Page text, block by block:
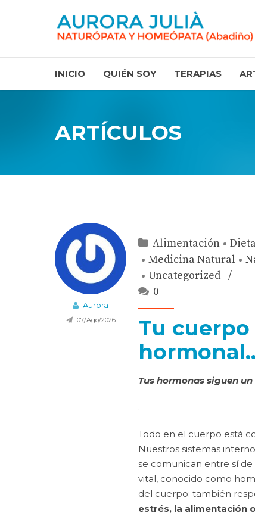
INICIO QUIÉN SOY TERAPIAS
ARTÍCULOS
Aurora
07/Ago/2026
Alimentación
Medicina Natural
Uncategorized
0
Tu
Tus hormonas siguen
.
Todo en el cuerpo está
Nuestros sistemas
se comunican entre sí
vital, conocido como
del cuerpo: también
estrés, la alimentación